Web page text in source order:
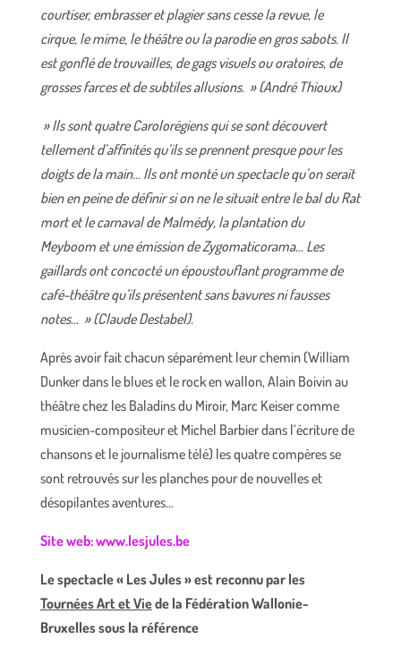
courtiser, embrasser et plagier sans cesse la revue, le
cirque, le mime, le théâtre ou la parodie en gros sabots. Il
est gonflé de trouvailles, de gags visuels ou oratoires, de
grosses farces et de subtiles allusions. » (André Thioux)
» Ils sont quatre Carolorégiens qui se sont découvert
tellement d’affinités qu’ils se prennent presque pour les
doigts de la main… Ils ont monté un spectacle qu’on serait
bien en peine de définir si on ne le situait entre le bal du Rat
mort et le carnaval de Malmédy, la plantation du
Meyboom et une émission de Zygomaticorama… Les
gaillards ont concocté un époustouflant programme de
café-théâtre qu’ils présentent sans bavures ni fausses
notes… » (Claude Destabel).
Après avoir fait chacun séparément leur chemin (William
Dunker dans le blues et le rock en wallon, Alain Boivin au
théâtre chez les Baladins du Miroir, Marc Keiser comme
musicien-compositeur et Michel Barbier dans l‘écriture de
chansons et le journalisme télé) les quatre compères se
sont retrouvés sur les planches pour de nouvelles et
désopilantes aventures…
Site web: www.lesjules.be
Le spectacle « Les Jules » est reconnu par les
Tournées Art et Viede la Fédération Wallonie-
Bruxelles sous la référence